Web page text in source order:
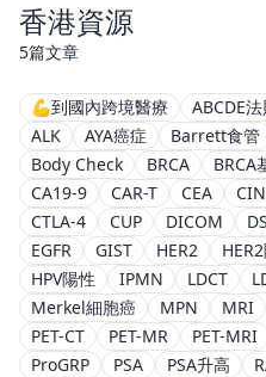
香港資源
5篇文章
💪到國內跨境醫療 ABCDE法
ALK
AYA癌症 Barrett食管
Body Check
BRCA BRCA
CA19-9
CAR-T CEA CIN
CTLA-4
CUP DICOM
EGFR
GIST HER2
HPV陽性
IPMN LDCT
Merkel細胞癌
MPN MRI
PET-CT
PET-MR PET-MRI
ProGRP
PSA PSA升高